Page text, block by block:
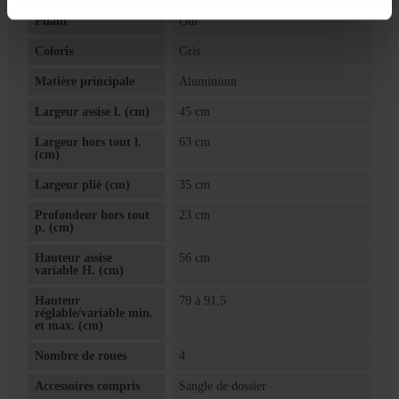
Pliant Oui
Coloris Gris
Matière principale Aluminium
Largeur assise l. (cm) 45 cm
Largeur hors tout l.
(cm)
63 cm
Largeur plié (cm) 35 cm
Profondeur hors tout
p. (cm)
23 cm
Hauteur assise
variable H. (cm)
56 cm
Hauteur
réglable/variable min.
et max. (cm)
79 à 91,5
Nombre de roues 4
Accessoires compris Sangle de dossier